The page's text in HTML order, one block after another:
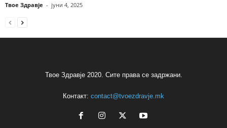
Твое Здравје - јуни 4, 2025
Твое Здравје 2020. Сите права се задржани.
Контакт: contact@tvoezdravje.mk